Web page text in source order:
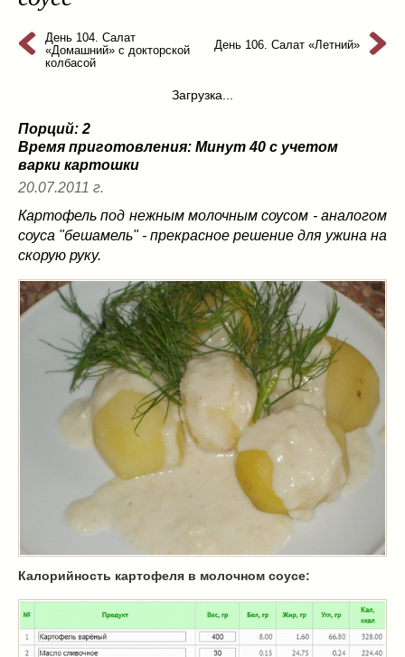
на пикник(13)
ни то, ни се
(3)
сладкие блюда
супы(99)
борщ
свекольник
солянка
суп-пюре(10)
холодные супы(22)
тушеное(42)
Вкусные враги фигуры…(44)
десерты(2)
Масленица
(17)
(8)
рецепты теста
(12)
без выпечки
хворост
Вкусные полезности(41)
вареное(0)
жареное(3)
запекаем(11)
напитки(1)
День 104. Салат
«Домашний» с докторской
колбасой
День 106. Салат «Летний»
Загрузка...
Порций: 2
Время приготовления: Минут 40 с учетом
варки картошки
20.07.2011 г.
Картофель под нежным молочным соусом - аналогом
соуса "бешамель" - прекрасное решение для ужина на
скорую руку.
Калорийность картофеля в молочном соусе: